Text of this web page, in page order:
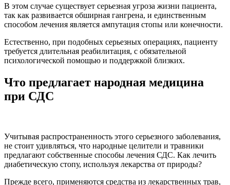
В этом случае существует серьезная угроза жизни пациента,
так как развивается обширная гангрена, и единственным
способом лечения является ампутация стопы или конечности.
Естественно, при подобных серьезных операциях, пациенту
требуется длительная реабилитация, с обязательной
психологической помощью и поддержкой близких.
Что предлагает народная медицина
при СДС
Учитывая распространенность этого серьезного заболевания,
не стоит удивляться, что народные целители и травники
предлагают собственные способы лечения СДС. Как лечить
диабетическую стопу, используя лекарства от природы?
Прежде всего, применяются средства из лекарственных трав,